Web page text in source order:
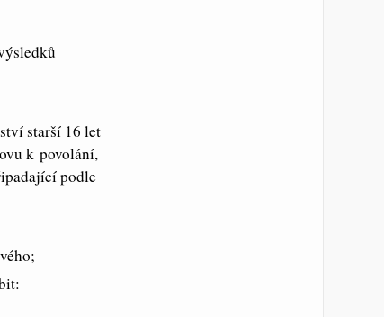
starší 16 let
k povolání,
podle